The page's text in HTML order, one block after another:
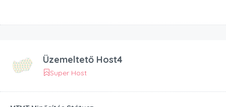
Üzemeltető Host4
Super Host